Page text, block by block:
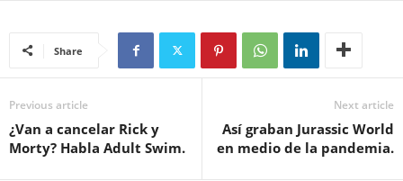
Share
Previous article
¿Van a cancelar Rick y
Morty? Habla Adult Swim.
Next article
Así graban Jurassic World
en medio de la pandemia.